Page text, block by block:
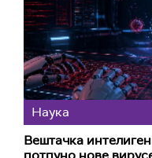
Наука
Вештачка